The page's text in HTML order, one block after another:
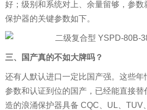
好；级别和系统对上、余量留够，参数
保护器的关键参数如下。
三、国产真的不如大牌吗？
还有人默认进口一定比国产强。这些
参数和认证到位的国产，已经能直接替
造的浪涌保护器具备 CQC、UL、TUV